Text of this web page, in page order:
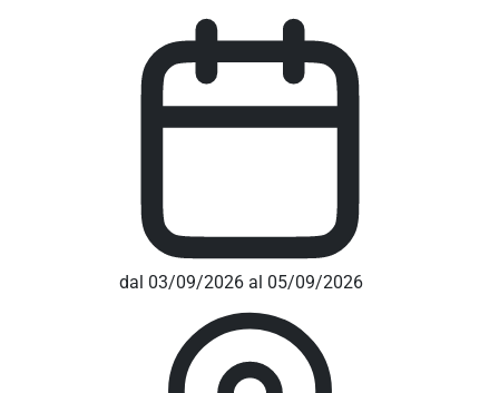
dal 03/09/2026 al 05/09/2026